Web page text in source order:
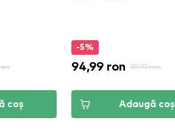
coș
-5%
94,99 ron 99,99 ron
Adaugă coș